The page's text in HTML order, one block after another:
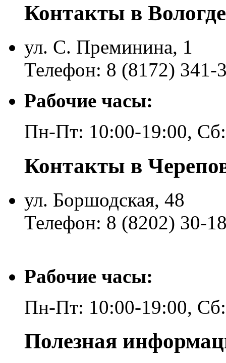
Контакты в Вологде
ул. С. Преминина, 1
Телефон: 8 (8172) 341-
Рабочие часы:
Пн-Пт: 10:00-19:00,
Контакты в
ул. Боршодская, 48
Телефон: 8 (8202) 30-
Рабочие часы:
Пн-Пт: 10:00-19:00,
Полезная